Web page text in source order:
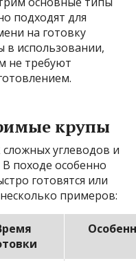
подходят для
на готовку
в использовании,
не требуют
крупы
углеводов и
походе особенно
готовятся или
примеров: